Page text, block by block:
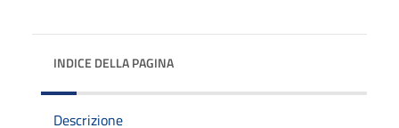
INDICE DELLA PAGINA
Descrizione